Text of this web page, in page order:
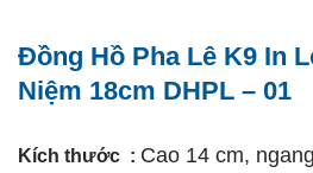
Đồng Hồ Pha Lê K9 In
Niệm 18cm DHPL – 01
Kích thước : Cao 14 cm,